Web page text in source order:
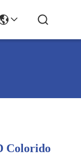
Colorido